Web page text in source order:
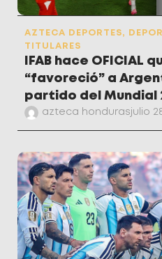
AZTECA DEPORTES,
TITULARES
IFAB hace OFICIAL
“favoreció” a
partido del Mundial
azteca hondurasjulio